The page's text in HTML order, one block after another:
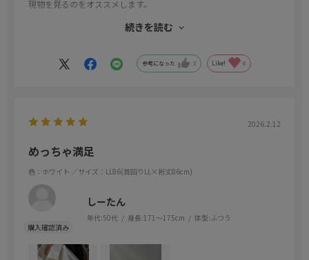
現物を見るのをオススメします。
着心地も品質もすべて満足しています！
※ ２Ｌ／82の在庫がWEB上では在庫無かったのですが、他店在庫
続きを読む
参考になった 3 Like! 0
2026.2.12
めっちゃ満足
色：ホワイト ／サイズ：LL86(首回りLL×裄丈86cm)
しーたん
年代:50代 身長:171～175cm 体型:ふつう